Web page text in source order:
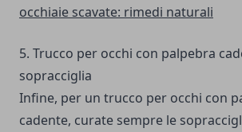
occhiaie scavate: rimedi naturali
5. Trucco per occhi con palpebra
sopracciglia
Infine, per un trucco per occhi con
cadente, curate sempre le